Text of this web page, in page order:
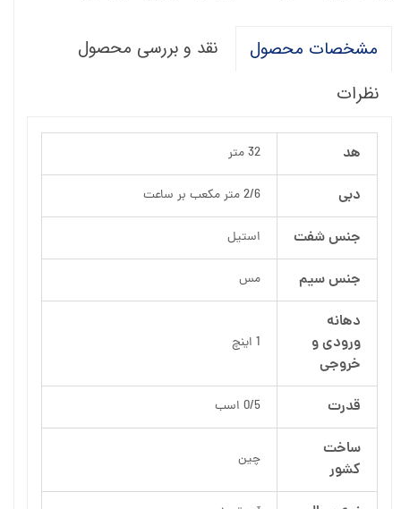
مشخصات محصول
نقد و بررسی محصول
نظرات
هد 32 متر
دبی 2/6 متر مکعب بر ساعت
جنس شفت استیل
جنس سیم مس
دهانه
ورودی و
خروجی
1 اینچ
قدرت 0/5 اسب
ساخت
کشور
چین